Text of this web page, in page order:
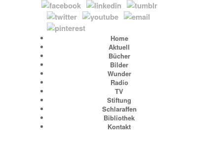
Home
Aktuell
Bücher
Bilder
Wunder
Radio
TV
Stiftung
Schlaraffen
Bibliothek
Kontakt